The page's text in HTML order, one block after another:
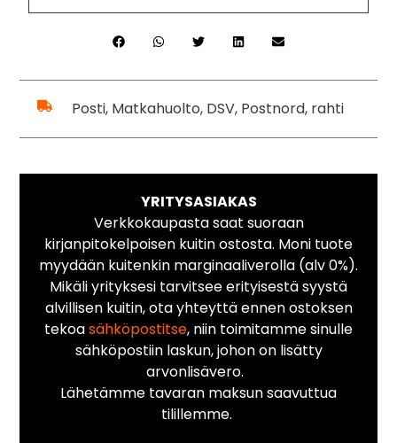
Posti, Matkahuolto, DSV, Postnord, rahti
YRITYSASIAKAS
Verkkokaupasta saat suoraan
kirjanpitokelpoisen kuitin ostosta. Moni tuote
myydään kuitenkin marginaaliverolla (alv 0%).
Mikäli yrityksesi tarvitsee erityisestä syystä
alvillisen kuitin, ota yhteyttä ennen ostoksen
tekoasähköpostitse, niin toimitamme sinulle
sähköpostiin laskun, johon on lisätty
arvonlisävero.
Lähetämme tavaran maksun saavuttua
tilillemme.